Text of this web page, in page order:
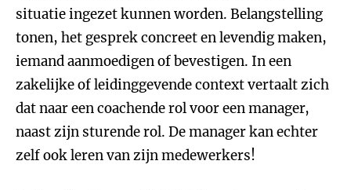
situatie ingezet kunnen worden. Belangstelling
tonen, het gesprek concreet en levendig maken,
iemand aanmoedigen of bevestigen. In een
zakelijke of leidinggevende context vertaalt zich
dat naar een coachende rol voor een manager,
naast zijn sturende rol. De manager kan echter
zelf ook leren van zijn medewerkers!